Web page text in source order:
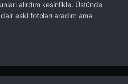
alırdım kesinlikle. Üstünde
eski fotoları aradım ama